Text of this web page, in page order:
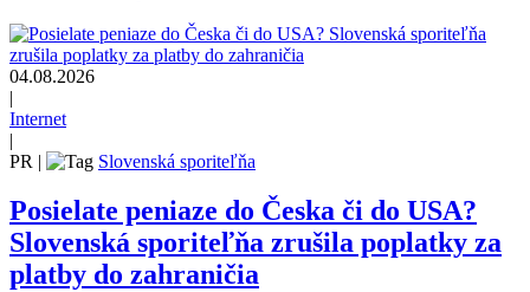
04.08.2026
|
Internet
|
PR | Slovenská sporiteľňa
Posielate peniaze do Česka či do USA?
Slovenská sporiteľňa zrušila poplatky za
platby do zahraničia